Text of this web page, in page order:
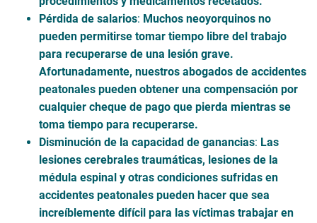
Pérdida de salarios: Muchos neoyorquinos no
pueden permitirse tomar tiempo libre del trabajo
para recuperarse de una lesión grave.
Afortunadamente, nuestros abogados de accidentes
peatonales pueden obtener una compensación por
cualquier cheque de pago que pierda mientras se
toma tiempo para recuperarse.
Disminución de la capacidad de ganancias: Las
lesiones cerebrales traumáticas, lesiones de la
médula espinal y otras condiciones sufridas en
accidentes peatonales pueden hacer que sea
increíblemente difícil para las víctimas trabajar en